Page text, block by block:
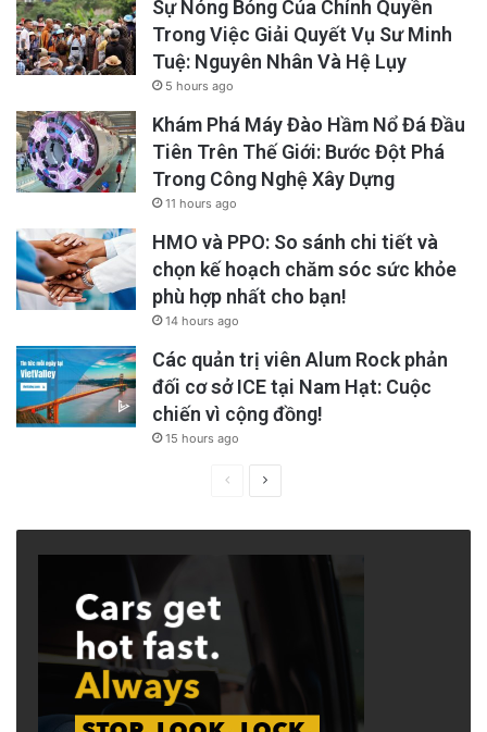
Sự Nóng Bỏng Của Chính Quyền
Trong Việc Giải Quyết Vụ Sư Minh
Tuệ: Nguyên Nhân Và Hệ Lụy
5 hours ago
Khám Phá Máy Đào Hầm Nổ Đá Đầu
Tiên Trên Thế Giới: Bước Đột Phá
Trong Công Nghệ Xây Dựng
11 hours ago
HMO và PPO: So sánh chi tiết và
chọn kế hoạch chăm sóc sức khỏe
phù hợp nhất cho bạn!
14 hours ago
Các quản trị viên Alum Rock phản
đối cơ sở ICE tại Nam Hạt: Cuộc
chiến vì cộng đồng!
15 hours ago
PreviousNext